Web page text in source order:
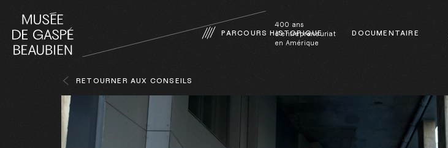
400 ans
d'entrepreneuriat
en Amérique
PARCOURS HISTORIQUE DOCUMENTAIRE
RETOURNER AUX CONSEILS